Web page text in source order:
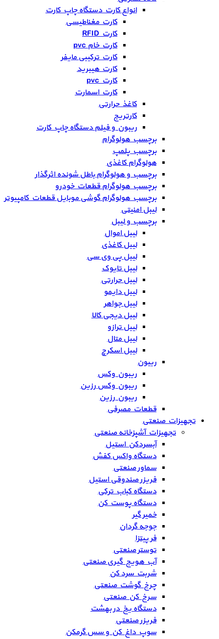
انواع کارت دستگاه چاپ کارت
کارت مغناطیسی
کارت RFID
کارت خام pvc
کارت ترکیبی مایفر
کارت هیبرید
کارت pvc
کارت اسمارت
کاغذ حرارتی
کارتریج
ریبون و فیلم دستگاه چاپ کارت
برچسب هولوگرام
برچسب پلمپ
هولوگرام کاغذی
برچسب و هولوگرام باطل شونده اثرگذار
برچسب هولوگرام قطعات خودرو
برچسب هولوگرام گوشی موبایل قطعات کامپیوتر
لیبل امنیتی
برچسب و لیبل
لیبل اموال
لیبل کاغذی
لیبل پی وی سی
لیبل تایوک
لیبل حرارتی
لیبل دایمو
لیبل جواهر
لیبل دیجی کالا
لیبل ترازو
لیبل متال
لیبل اسکرچ
ریبون
ریبون وکس
ریبون وکس رزین
ریبون رزین
قطعات مصرفی
تجهیزات صنعتی
تجهیزات آشپزخانه صنعتی
آبسردکن استیل
دستگاه واکس کفش
سماور صنعتی
فریزر صندوقی استیل
دستگاه کباب ترکی
دستگاه پوست کن
خمیر گیر
جوجه گردان
فر پیتزا
توستر صنعتی
آب هویج گیری صنعتی
شربت سرد کن
چرخ گوشت صنعتی
سرخ کن صنعتی
دستگاه یخ در بهشت
فریزر صنعتی
سوپ داغ کن و سس گرمکن